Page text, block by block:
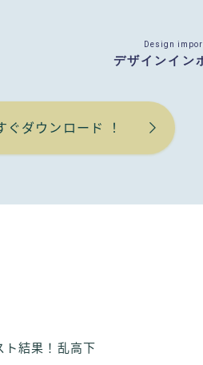
Design
デザインイン
ぐダウンロード ！
ト結果！乱高下